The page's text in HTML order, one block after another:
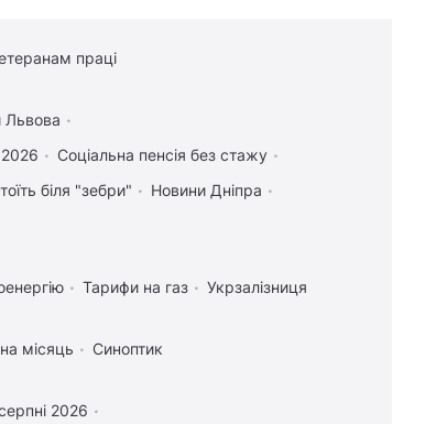
праці
Львова
Соціальна пенсія без стажу
біля "зебри"
Новини Дніпра
Тарифи на газ Укрзалізниця
місяць Синоптик
2026